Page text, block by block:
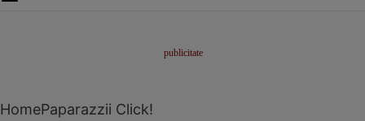
HomePaparazzii Click!